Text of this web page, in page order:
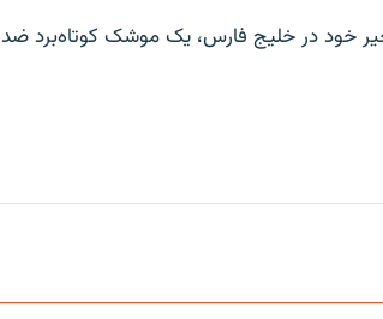
خود در خلیج فارس، یک موشک کوتاه‌برد ضد